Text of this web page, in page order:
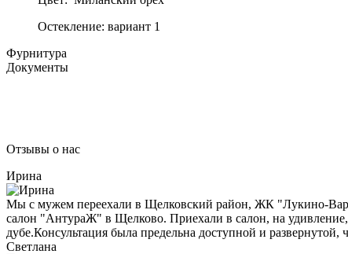
Остекление: вариант 1
Фурнитура
Документы
Отзывы о нас
Ирина
Мы с мужем переехали в Щелковский район, ЖК "Лукино-
салон "АнтураЖ" в Щелково. Приехали в салон, на
дубе.Консультация была предельна доступной и
Светлана